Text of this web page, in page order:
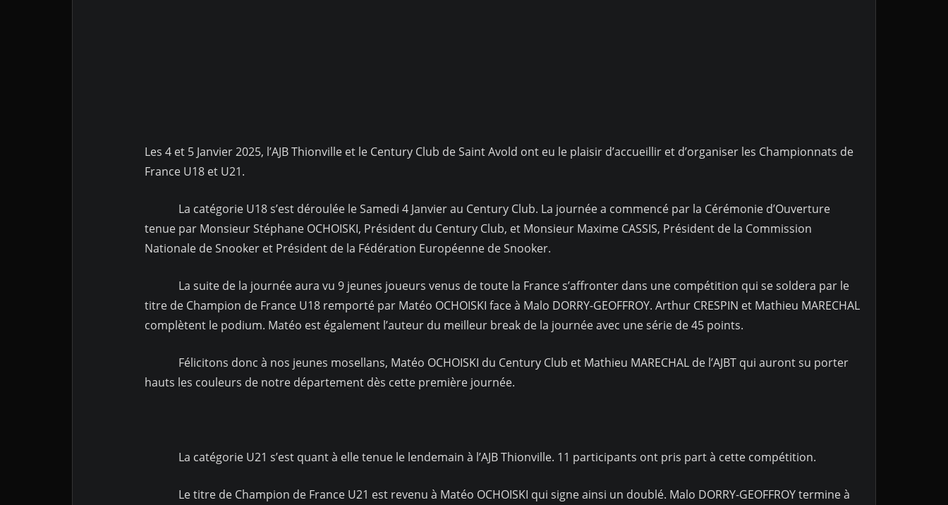
Les 4 et 5 Janvier 2025, l’AJB Thionville et le Century Club de Saint Avold ont eu le plaisir d’accueillir et d’organiser les Championnats de
France U18 et U21.
La catégorie U18 s’est déroulée le Samedi 4 Janvier au Century Club. La journée a commencé par la Cérémonie d’Ouverture
tenue par Monsieur Stéphane OCHOISKI, Président du Century Club, et Monsieur Maxime CASSIS, Président de la Commission
Nationale de Snooker et Président de la Fédération Européenne de Snooker.
La suite de la journée aura vu 9 jeunes joueurs venus de toute la France s’affronter dans une compétition qui se soldera par le
titre de Champion de France U18 remporté par Matéo OCHOISKI face à Malo DORRY-GEOFFROY. Arthur CRESPIN et Mathieu MARECHAL
complètent le podium. Matéo est également l’auteur du meilleur break de la journée avec une série de 45 points.
Félicitons donc à nos jeunes mosellans, Matéo OCHOISKI du Century Club et Mathieu MARECHAL de l’AJBT qui auront su porter
hauts les couleurs de notre département dès cette première journée.
La catégorie U21 s’est quant à elle tenue le lendemain à l’AJB Thionville. 11 participants ont pris part à cette compétition.
Le titre de Champion de France U21 est revenu à Matéo OCHOISKI qui signe ainsi un doublé. Malo DORRY-GEOFFROY termine à